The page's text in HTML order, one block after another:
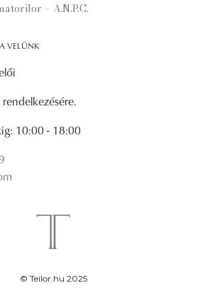
– A.N.P.C.
VELÜNK
10:00 - 18:00
© Teilor.hu 2025